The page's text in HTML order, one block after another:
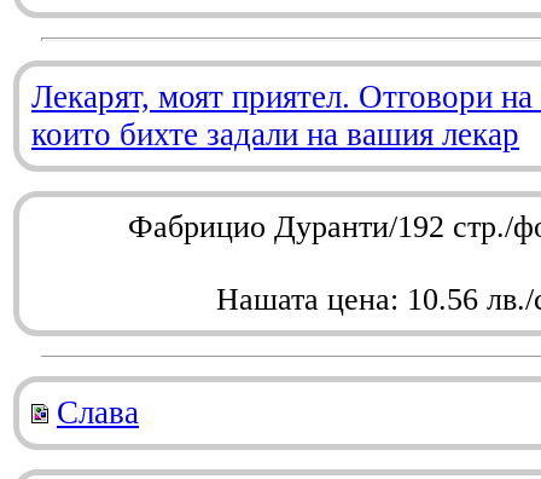
Лекарят, моят приятел. Отговори
които бихте задали на вашия лекар
Фабрицио Дуранти/192 стр./
Нашата цена: 10.56 лв./
Слава